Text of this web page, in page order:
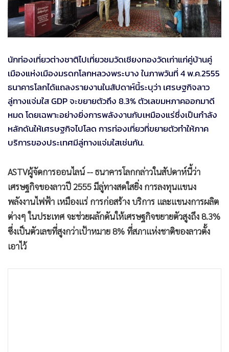
•
Management & HR
• MGR Live
• การเมือง
• ท่องเที่ยว
• กีฬา
• ต่างประเทศ
• Special Scoop
เศรษฐกิจ-ธุรกิจ
• ชุมชน-คุณภาพชีวิต
• อาชญากรรม
• Motoring
• เกม
• วิทยาศาสตร์
• SMEs
นักท่องเที่ยวต่างชาติไปเที่ยวชมวัดเชียงทองวัดเก่าแก่คู่บ้านคู่
เมืองแห่งเมืองมรดกโลกหลวงพระบาง ในภาพวันที่ 4 พ.ค.2555
ธนาคารโลกได้แถลงรายงานในสัปดาห์นี้ระบุว่า เศรษฐกิจลาว
ลู่ทางแจ่มใส GDP จะขยายตัวถึง 8.3% ตัวเลขมหภาคออกมาดี
หมด โดยเฉพาะอย่างยิ่งการพลังงานกับเหมืองแร่ซึ่งเป็นกำลัง
หลักดันให้เศรษฐกิจไปโลด การท่องเที่ยวที่ขยายตัวทำให้ภาค
บริการของประเทศมีลู่ทางแจ่มใสเช่นกัน.
ASTVผู้จัดการออนไลน์ -- ธนาคารโลกกล่าวในสัปดาห์นี้ว่า
เศรษฐกิจของลาวปี 2555 มีลู่ทางสดใสยิ่ง การลงทุนแขนง
พลังงานไฟฟ้า เหมืองแร่ การก่อสร้าง บริการ และแขนงการผลิต
ต่างๆ ในประเทศ จะช่วยผลักดันให้เศรษฐกิจขยายตัวสูงถึง 8.3%
ซึ่งเป็นตัวเลขที่สูงกว่าเป้าหมาย 8% ที่สภาแห่งชาติของลาวตั้ง
เอาไว้